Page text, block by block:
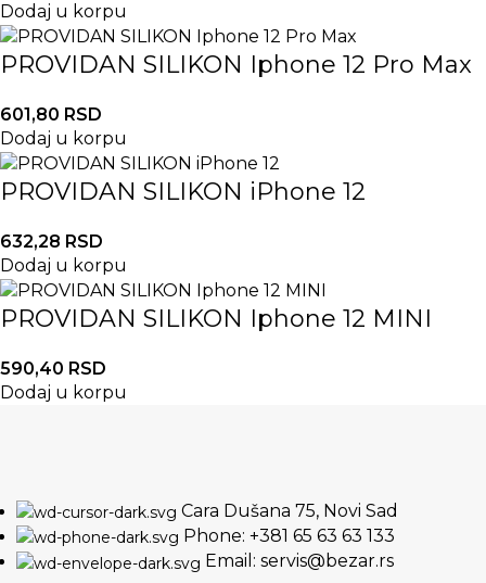
Dodaj u korpu
PROVIDAN SILIKON Iphone 12 Pro Max
601,80 RSD
Dodaj u korpu
PROVIDAN SILIKON iPhone 12
632,28 RSD
Dodaj u korpu
PROVIDAN SILIKON Iphone 12 MINI
590,40 RSD
Dodaj u korpu
Cara Dušana 75, Novi Sad
Phone: +381 65 63 63 133
Email: servis@bezar.rs